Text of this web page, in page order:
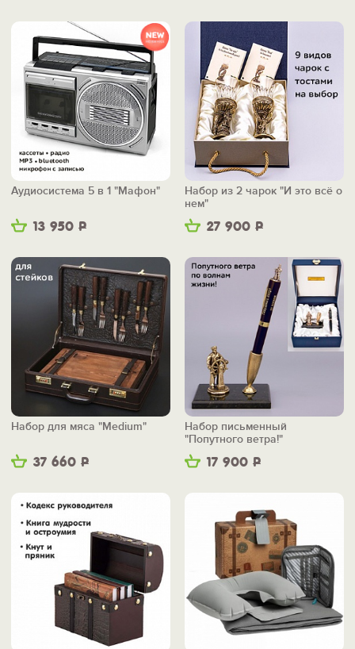
13 950 Р
Аудиосистема 5 в 1 "Мафон"
27 900 Р
Набор из 2 чарок "И это всё о
нем"
37 660 Р
Набор для мяса "Medium"
17 900 Р
Набор письменный
"Попутного ветра!"